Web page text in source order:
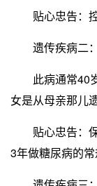
贴心忠告：控
遗传疾病二：
此病通常40岁
女是从母亲那儿
贴心忠告：保
3年做糖尿病的常